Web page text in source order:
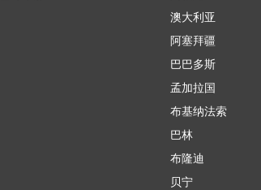
澳大利亚
阿塞拜疆
巴巴多斯
孟加拉国
布基纳法索
巴林
布隆迪
贝宁